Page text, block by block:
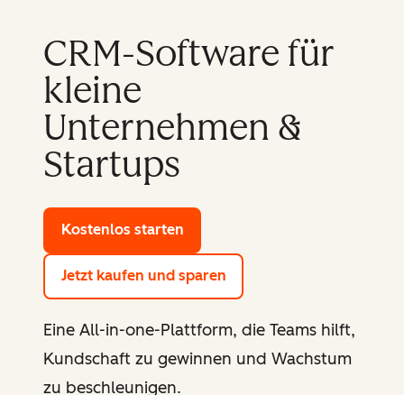
CRM-Software für
kleine
Unternehmen &
Startups
Kostenlos starten
Jetzt kaufen und sparen
Eine All-in-one-Plattform, die Teams hilft,
Kundschaft zu gewinnen und Wachstum
zu beschleunigen.